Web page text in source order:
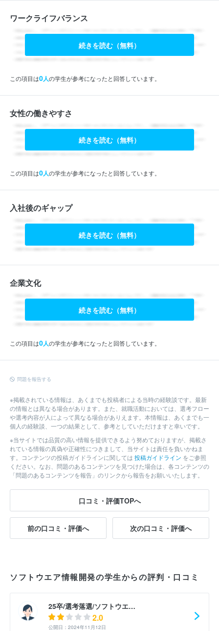
ワークライフバランス
続きを読む（無料）
この項目は0人の学生が参考になったと回答しています。
女性の働きやすさ
続きを読む（無料）
この項目は0人の学生が参考になったと回答しています。
入社後のギャップ
続きを読む（無料）
企業文化
続きを読む（無料）
この項目は0人の学生が参考になったと回答しています。
問題を報告する
※掲載されている情報は、あくまでも投稿者による当時の経験談です。最新
の情報とは異なる場合があります。また、就職活動においては、選考フロー
や選考内容が人によって異なる場合がありえます。本情報は、あくまでも一
個人の経験談、一つの結果として、参考としていただけますと幸いです。
※当サイトでは品質の高い情報を提供できるよう努めておりますが、掲載さ
れている情報の真偽や正確性につきまして、当サイトは責任を負いかねま
す。コンテンツの投稿ガイドラインに関しては 投稿ガイドライン をご参照
ください。なお、問題のあるコンテンツを見つけた場合は、各コンテンツの
「問題のあるコンテンツを報告」のリンクから報告をお願いいたします。
口コミ・評価TOPへ
前の口コミ・評価へ 次の口コミ・評価へ
ソフトウエア情報開発の学生からの評判・口コミ
25卒/選考落選/ソフトウエ…
2.0
公開日：2024年11月12日